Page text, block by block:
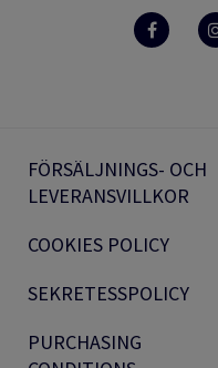
FÖRSÄLJNINGS- OCH
LEVERANSVILLKOR
COOKIES POLICY
SEKRETESSPOLICY
PURCHASING